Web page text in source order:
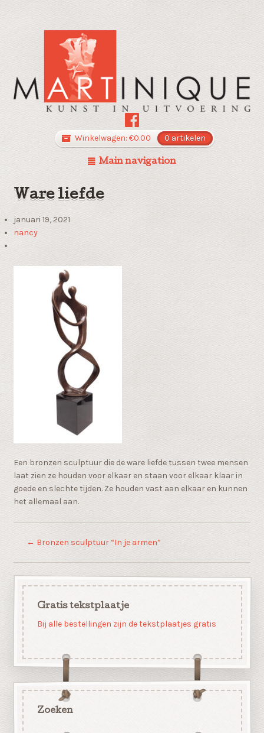
Winkelwagen: €0.00 0 artikelen
Main navigation
Ware liefde
januari 19, 2021
nancy
Een bronzen sculptuur die de ware liefde tussen twee mensen
laat zien ze houden voor elkaar en staan voor elkaar klaar in
goede en slechte tijden. Ze houden vast aan elkaar en kunnen
het allemaal aan.
← Bronzen sculptuur “In je armen”
Gratis tekstplaatje
Bij alle bestellingen zijn de tekstplaatjes gratis
Zoeken